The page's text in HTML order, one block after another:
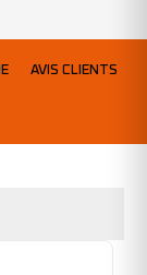
AVIS CLIENTS